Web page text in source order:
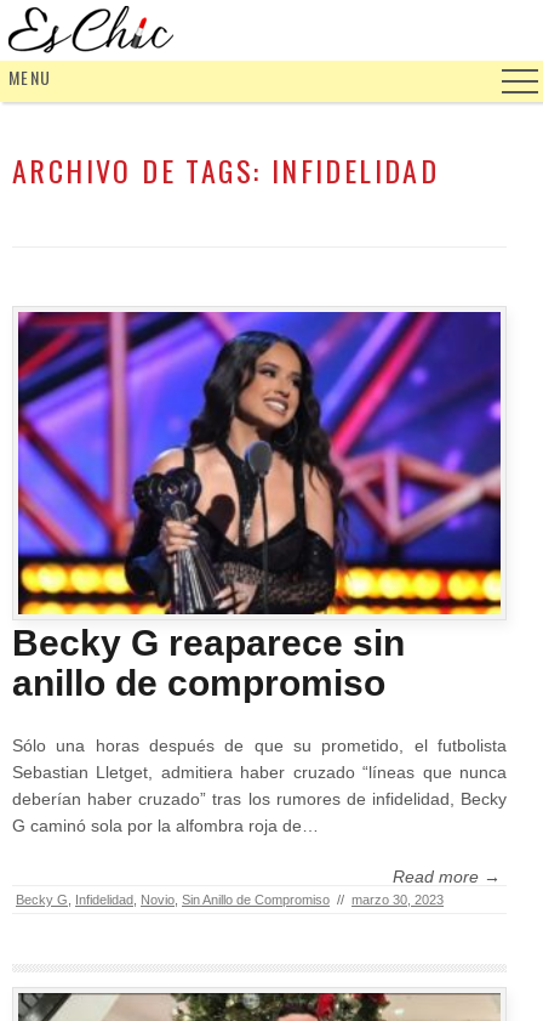
MENU
ARCHIVO DE TAGS: INFIDELIDAD
Becky G reaparece sin
anillo de compromiso
Sólo una horas después de que su prometido, el futbolista
Sebastian Lletget, admitiera haber cruzado “líneas que nunca
deberían haber cruzado” tras los rumores de infidelidad, Becky
G caminó sola por la alfombra roja de…
Read more →
Becky G, Infidelidad, Novio, Sin Anillo de Compromiso // marzo 30, 2023